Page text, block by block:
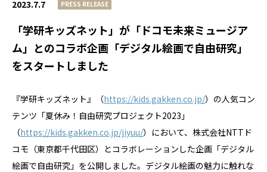
2023.7.7 PRESS RELEASE
「学研キッズネット」が「ドコモ未来ミュージア
ム」とのコラボ企画「デジタル絵画で自由研究」
をスタートしました
『学研キッズネット』（https://kids.gakken.co.jp/）の人気コン
テンツ「夏休み！自由研究プロジェクト2023」
（https://kids.gakken.co.jp/jiyuu/）において、株式会社NTTド
コモ（東京都千代田区）とコラボレーションした企画「デジタル
絵画で自由研究」を公開しました。デジタル絵画の魅力に触れな